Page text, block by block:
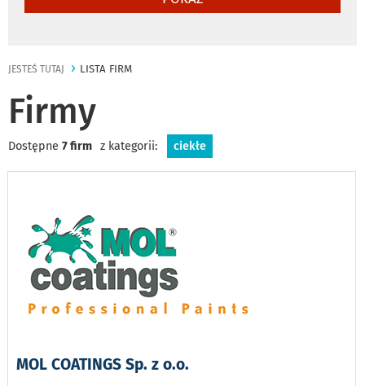
JESTEŚ TUTAJ LISTA FIRM
Firmy
Dostępne 7 firm z kategorii: ciekłe
MOL COATINGS Sp. z o.o.